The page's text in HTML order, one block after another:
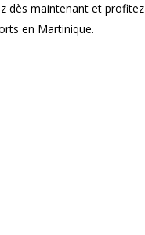
dès maintenant et
en Martinique.